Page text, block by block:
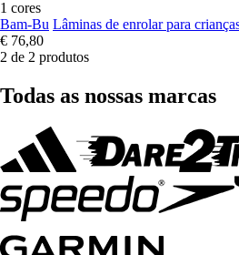
1 cores
Bam-Bu Lâminas de enrolar para
€ 76,80
2 de 2 produtos
Todas as nossas marcas